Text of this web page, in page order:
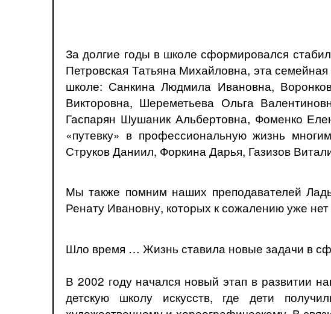
За долгие годы в школе сформировался
Петровская Татьяна Михайловна, эта
школе: Санкина Людмила Ивановна,
Викторовна, Шереметьева Ольга
Гаспарян Шушаник Альбертовна, Фоменко
«путевку» в профессиональную жизнь
Струков Даниил, Форкина Дарья, Газизов
Мы также помним наших преподавателей
Ренату Ивановну, которых к сожалению уже
Шло время … Жизнь ставила новые задачи в
В 2002 году начался новый этап в развитии
детскую школу искусств, где дети